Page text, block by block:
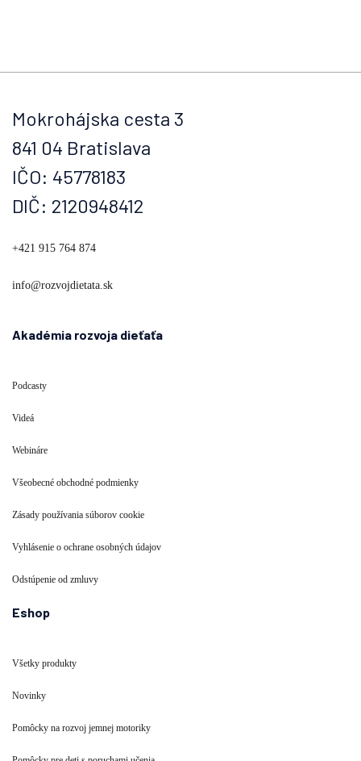
Mokrohájska cesta 3
841 04 Bratislava
IČO: 45778183
DIČ: 2120948412
+421 915 764 874
info@rozvojdietata.sk
Akadémia rozvoja dieťaťa
Podcasty
Videá
Webináre
Všeobecné obchodné podmienky
Zásady používania súborov cookie
Vyhlásenie o ochrane osobných údajov
Odstúpenie od zmluvy
Eshop
Všetky produkty
Novinky
Pomôcky na rozvoj jemnej motoriky